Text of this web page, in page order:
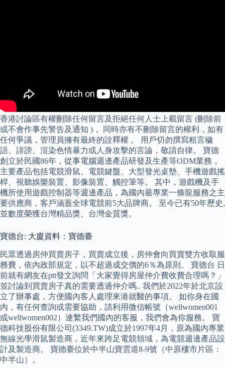
香港討論區有權刪除任何留言及拒絕任何人士上載留言 (刪除前
或不會作事先警告及通知 )， 同時亦有不刪除留言的權利，如有
任何爭議，管理員擁有最終的詮釋權 。 用戶切勿撰寫粗言穢
語、誹謗、渲染色情暴力或人身攻擊的言論，敬請自律。 寶德
創立於民國86年，從事電腦週邊產品研發及生產等ODM業務，
主要產品包括電競滑鼠、電競鍵盤、大型發光桌墊、手機遊戲搖
桿、視聽娛樂裝置、影像裝置、觸控筆等。 其中，遊戲機及手
機所使用遊戲控制器等週邊產品，為國內最專業一條龍服務之主
要供應商，客戶涵蓋全球電競前5大品牌商。 至今已有50年歷史,
並數度榮獲台灣精品獎、台灣金質獎。
寶德台: 大廈資料：寶德臺
民眾透過房仲買賣房子，買賣成立後，房仲會向買賣雙方收取服
務費，依內政部規定，以不超過成交價的6％為原則。 寶德台 日
前就有網友在ptt發文詢問「大家覺得房屋仲介費收費合理嗎？」
並討論到買賣房子真的需要透過仲介嗎.. 我們於2022年於北京設
立了辦事處，方便國內客人處理來港就醫的事項。 如你身在國
內，有任何查詢或需要協助，請利用微信帳號（wellwomen001
或wellwomen002）連繫我們國內的客服，我們會為你服務。 寶
德科技股份有限公司(3349.TW)成立於1997年4月，原為國內專業
無線光學滑鼠製造商，近年來跨足電競領域，為電競週邊產品設
計及製造商。 寶德臺位於中半山寶雲道8-9號（中原樓市片區：
中半山）。